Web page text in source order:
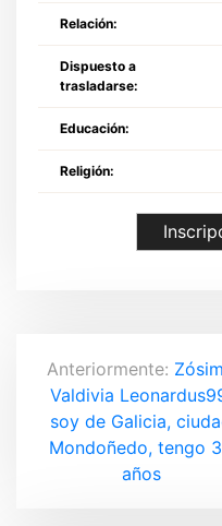
Relación:
Dispuesto a
trasladarse:
Educación:
Religión:
N
a
v
Anteriormente:
Valdivia
soy de Galicia,
Mondoñedo, tengo
años